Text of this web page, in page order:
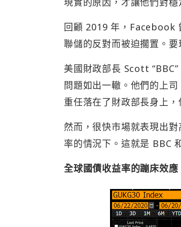
回顧 2019 年，Facebook
聯儲的反對而被迫擱置。
美國財政部長 Scott
問題如出一轍。他們的上
重任落在了財政部長身上
然而，很快市場就表現出
率的情況下。這就是 BBC
全球國債收益率的蹦床效應